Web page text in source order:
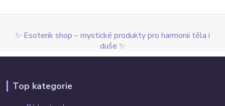
✨ Esoterik shop – mystické produkty pro harmonii těla i
duše ✨
Top kategorie